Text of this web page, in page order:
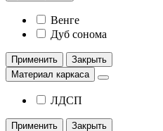
Венге
Дуб сонома
Применить
Закрыть
Материал каркаса
ЛДСП
Применить
Закрыть